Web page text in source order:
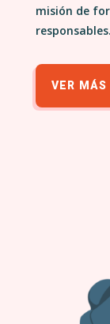
misión de
responsables.
VER MÁS